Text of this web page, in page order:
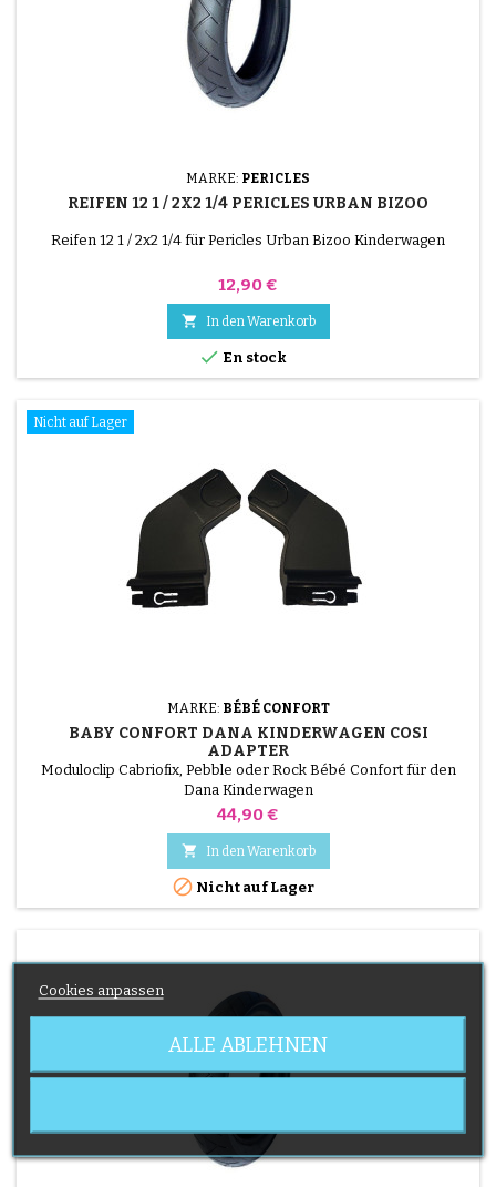
MARKE: PERICLES
REIFEN 12 1 / 2X2 1/4 PERICLES URBAN BIZOO
Reifen 12 1 / 2x2 1/4 für Pericles Urban Bizoo Kinderwagen
Preis
12,90 €
 In den Warenkorb
 En stock
Nicht auf Lager
MARKE: BÉBÉ CONFORT
BABY CONFORT DANA KINDERWAGEN COSI
ADAPTER
Moduloclip Cabriofix, Pebble oder Rock Bébé Confort für den
Dana Kinderwagen
Preis
44,90 €
 In den Warenkorb
 Nicht auf Lager
Cookies anpassen
ALLE ABLEHNEN